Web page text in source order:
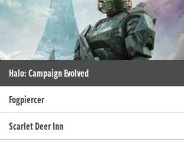
Halo: Campaign Evolved
Fogpiercer
Scarlet Deer Inn